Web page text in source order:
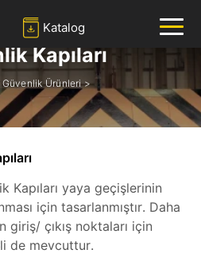
Ara ✕
Katalog
Kapıları
Güvenlik Ürünleri >
Kapıları yaya geçişlerinin
için tasarlanmıştır. Daha
çıkış noktaları için
de mevcuttur.